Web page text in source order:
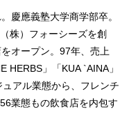
慶應義塾大学商学部卒。
株）フォーシーズを創
オープン。97年、売上
HERBS」「KUA `AINA」
ュアル業態から、フレンチ
業態もの飲食店を内包す